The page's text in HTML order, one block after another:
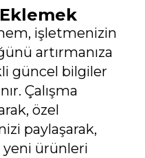
işletmenizin
artırmanıza
güncel bilgiler
Çalışma
özel
paylaşarak,
yeni ürünleri